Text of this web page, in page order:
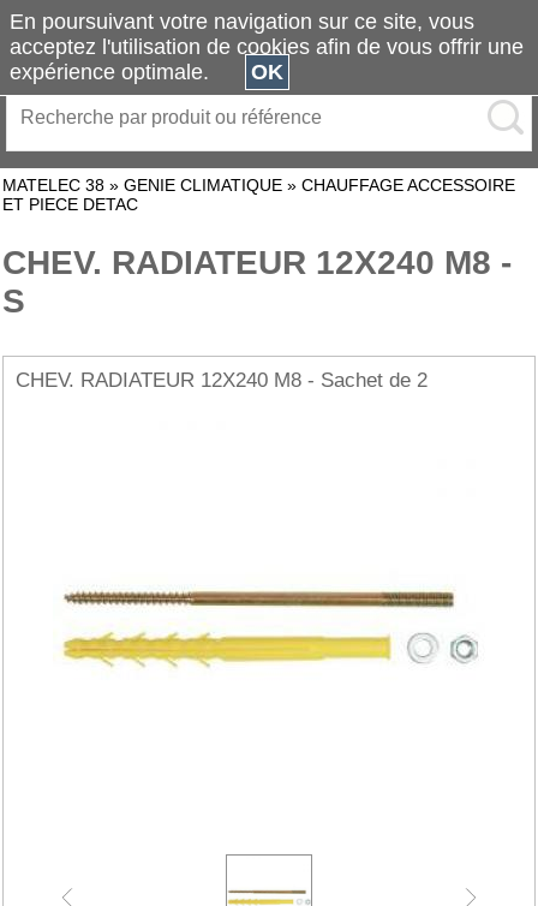
MATELEC 38 » GENIE CLIMATIQUE » CHAUFFAGE ACCESSOIRE
ET PIECE DETAC
CHEV. RADIATEUR 12X240 M8 -
S
CHEV. RADIATEUR 12X240 M8 - Sachet de 2
En poursuivant votre navigation sur ce site, vous
acceptez l'utilisation de cookies afin de vous offrir une
expérience optimale.
OK